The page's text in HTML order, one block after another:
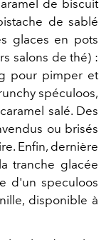
de biscuit
de sablé
glaces en pots
salons de thé) :
pour pimper et
spéculoos,
salé. Des
ou brisés
Enfin, dernière
tranche glacée
d'un speculoos
disponible à